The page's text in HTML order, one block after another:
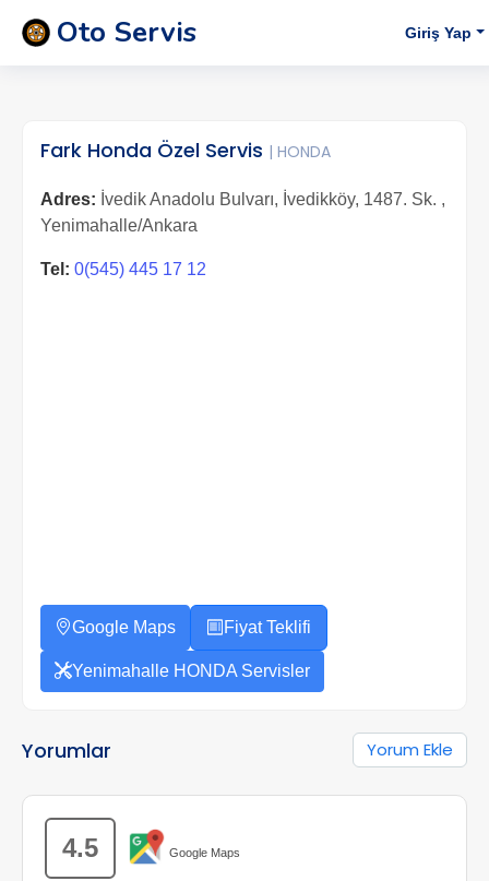
Oto Servis Giriş Yap
Fark Honda Özel Servis | HONDA
Adres: İvedik Anadolu Bulvarı, İvedikköy, 1487. Sk. ,
Yenimahalle/Ankara
Tel: 0(545) 445 17 12
Google Maps Fiyat Teklifi
Yenimahalle HONDA Servisler
Yorumlar Yorum Ekle
4.5 Google Maps